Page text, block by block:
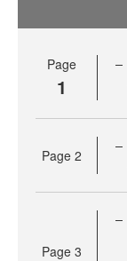
Page
1
Page 2
Page 3